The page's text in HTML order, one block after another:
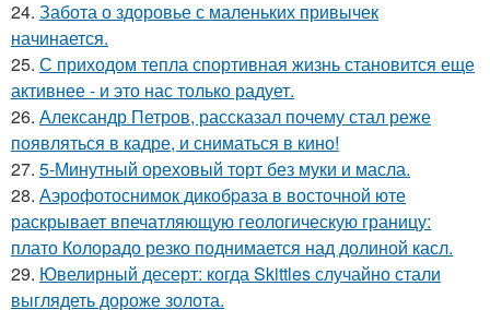
24. Забота о здоровье с маленьких привычек
начинается.
25. С приходом тепла спортивная жизнь становится еще
активнее - и это нас только радует.
26. Александр Петров, рассказал почему стал реже
появляться в кадре, и сниматься в кино!
27. 5-Минутный ореховый торт без муки и масла.
28. Аэрофотоснимок дикобpaза в восточной юте
раскрывает впечатляющую геологическую границу:
плато Колорадо резко поднимается над долиной касл.
29. Ювелирный десерт: когда Skittles случайно стали
выглядеть дороже золота.